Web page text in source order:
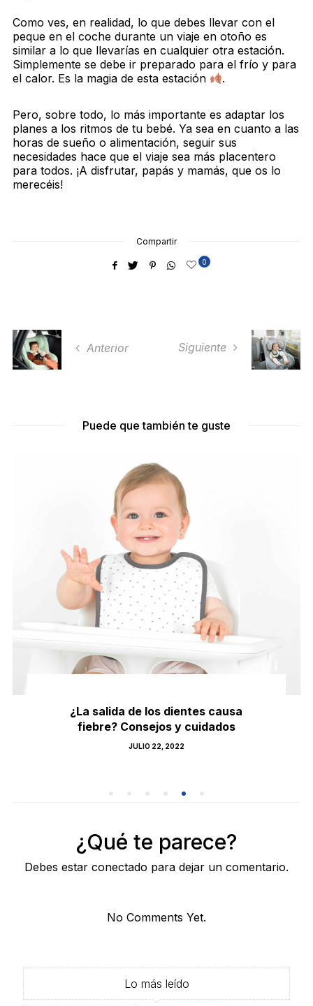
Como ves, en realidad, lo que debes llevar con el
peque en el coche durante un viaje en otoño es
similar a lo que llevarías en cualquier otra estación.
Simplemente se debe ir preparado para el frío y para
el calor. Es la magia de esta estación
.
Pero, sobre todo, lo más importante es adaptar los
planes a los ritmos de tu bebé. Ya sea en cuanto a las
horas de sueño o alimentación, seguir sus
necesidades hace que el viaje sea más placentero
para todos. ¡A disfrutar, papás y mamás, que os lo
merecéis!
Compartir
0
Anterior Siguiente
Puede que también te guste
¿La salida de los dientes causa
fiebre? Consejos y cuidados
POSTED
JULIO 22, 2022
¿Qué te parece?
Debes estar conectado para dejar un comentario.
No Comments Yet.
Lo más leído